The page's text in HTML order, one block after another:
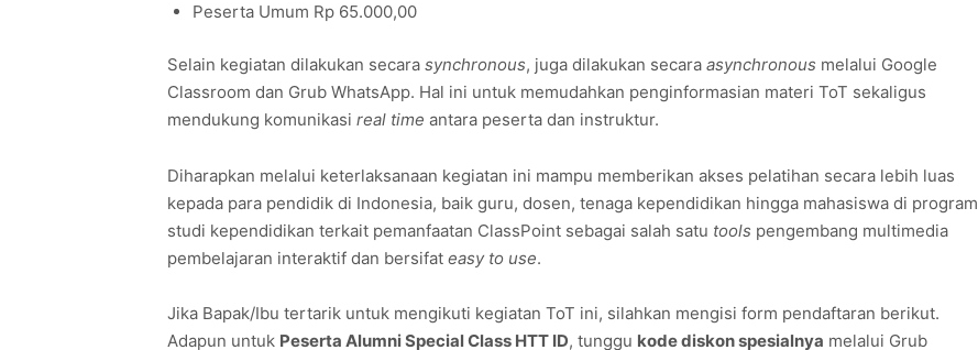
Peserta Umum Rp 65.000,00
Selain kegiatan dilakukan secara synchronous, juga dilakukan secara asynchronous melalui Google
Classroom dan Grub WhatsApp. Hal ini untuk memudahkan penginformasian materi ToT sekaligus
mendukung komunikasi real time antara peserta dan instruktur.
Diharapkan melalui keterlaksanaan kegiatan ini mampu memberikan akses pelatihan secara lebih luas
kepada para pendidik di Indonesia, baik guru, dosen, tenaga kependidikan hingga mahasiswa di program
studi kependidikan terkait pemanfaatan ClassPoint sebagai salah satu tools pengembang multimedia
pembelajaran interaktif dan bersifat easy to use.
Jika Bapak/Ibu tertarik untuk mengikuti kegiatan ToT ini, silahkan mengisi form pendaftaran berikut.
Adapun untuk Peserta Alumni Special Class HTT ID, tunggu kode diskon spesialnya melalui Grub